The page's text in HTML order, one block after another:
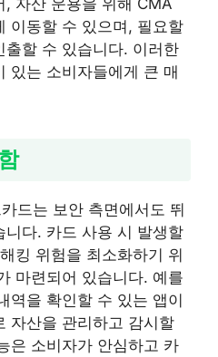
, 자산 운용을 위해 CMA
이동할 수 있으며, 필요할
할 수 있습니다. 이러한
있는 소비자들에게 큰 매
드는 보안 측면에서도 뛰
니다. 카드 사용 시 발생할
킹 위험을 최소화하기 위
마련되어 있습니다. 예를
역을 확인할 수 있는 앱이
자산을 관리하고 감시할
은 소비자가 안심하고 카